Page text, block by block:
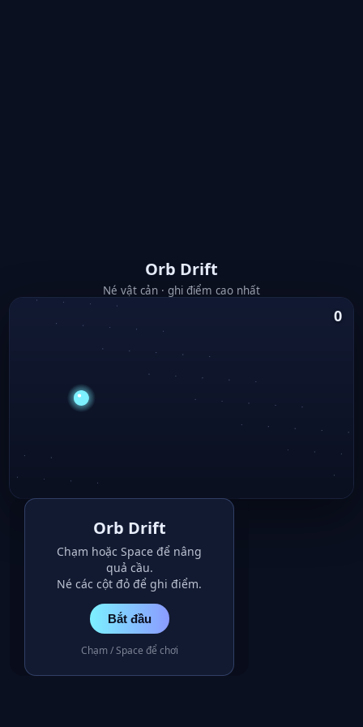
Orb Drift
Né vật cản · ghi điểm cao nhất
0
Orb Drift
Chạm hoặc Space để nâng
quả cầu.
Né các cột đỏ để ghi điểm.
Bắt đầu
Chạm / Space để chơi